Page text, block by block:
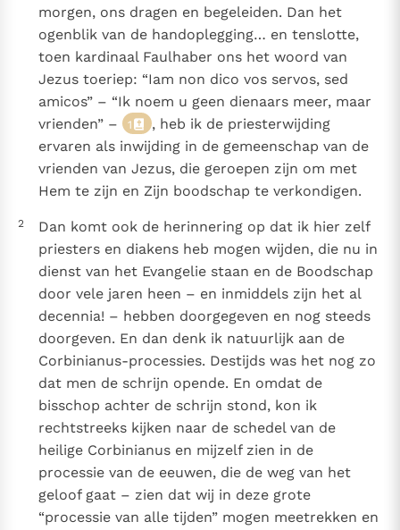
morgen, ons dragen en begeleiden. Dan het
ogenblik van de handoplegging… en tenslotte,
toen kardinaal Faulhaber ons het woord van
Jezus toeriep: “Iam non dico vos servos, sed
amicos” – “Ik noem u geen dienaars meer, maar
vrienden” –
1
, heb ik de priesterwijding
ervaren als inwijding in de gemeenschap van de
vrienden van Jezus, die geroepen zijn om met
Hem te zijn en Zijn boodschap te verkondigen.
2
Dan komt ook de herinnering op dat ik hier zelf
priesters en diakens heb mogen wijden, die nu in
dienst van het Evangelie staan en de Boodschap
door vele jaren heen – en inmiddels zijn het al
decennia! – hebben doorgegeven en nog steeds
doorgeven. En dan denk ik natuurlijk aan de
Corbinianus-processies. Destijds was het nog zo
dat men de schrijn opende. En omdat de
bisschop achter de schrijn stond, kon ik
rechtstreeks kijken naar de schedel van de
heilige Corbinianus en mijzelf zien in de
processie van de eeuwen, die de weg van het
geloof gaat – zien dat wij in deze grote
“processie van alle tijden” mogen meetrekken en